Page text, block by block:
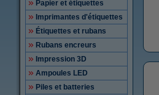
Papier et étiquettes
Imprimantes d'étiquettes
Étiquettes et rubans
Rubans encreurs
Impression 3D
Ampoules LED
Piles et batteries